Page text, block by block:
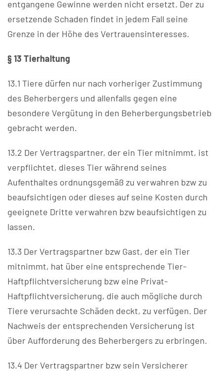
entgangene Gewinne werden nicht ersetzt. Der zu
ersetzende Schaden findet in jedem Fall seine
Grenze in der Höhe des Vertrauensinteresses.
§ 13 Tierhaltung
13.1 Tiere dürfen nur nach vorheriger Zustimmung
des Beherbergers und allenfalls gegen eine
besondere Vergütung in den Beherbergungsbetrieb
gebracht werden.
13.2 Der Vertragspartner, der ein Tier mitnimmt, ist
verpflichtet, dieses Tier während seines
Aufenthaltes ordnungsgemäß zu verwahren bzw zu
beaufsichtigen oder dieses auf seine Kosten durch
geeignete Dritte verwahren bzw beaufsichtigen zu
lassen.
13.3 Der Vertragspartner bzw Gast, der ein Tier
mitnimmt, hat über eine entsprechende Tier-
Haftpflichtversicherung bzw eine Privat-
Haftpflichtversicherung, die auch mögliche durch
Tiere verursachte Schäden deckt, zu verfügen. Der
Nachweis der entsprechenden Versicherung ist
über Aufforderung des Beherbergers zu erbringen.
13.4 Der Vertragspartner bzw sein Versicherer